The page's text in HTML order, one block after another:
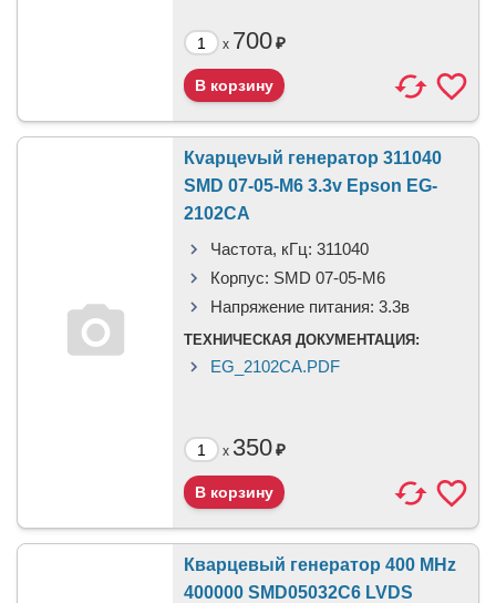
x 700₽
Кvарцеvый генератор 311040
SMD 07-05-M6 3.3v Epson EG-
2102CA
Частота, кГц: 311040
Корпус: SMD 07-05-M6
Напряжение питания: 3.3в
ТЕХНИЧЕСКАЯ ДОКУМЕНТАЦИЯ:
EG_2102CA.PDF
x 350₽
Кварцевый генератор 400 MHz
400000 SMD05032C6 LVDS